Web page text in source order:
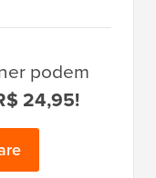
podem
24,95!